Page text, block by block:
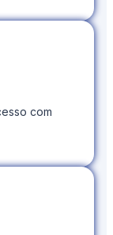
com